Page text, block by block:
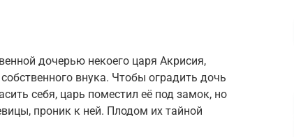
дочерью некоего царя Акрисия,
внука. Чтобы оградить дочь
себя, царь поместил её под замок, но
проник к ней. Плодом их тайной